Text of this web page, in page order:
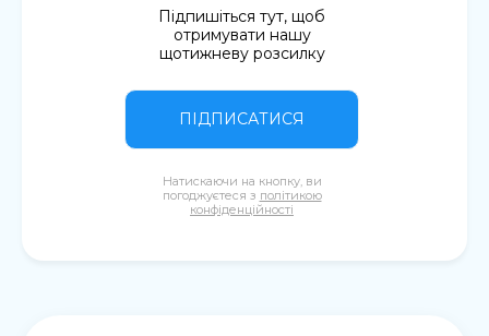
Підпишіться тут, щоб
отримувати нашу
щотижневу розсилку
ПІДПИСАТИСЯ
Натискаючи на кнопку, ви
погоджуєтеся з політикою
конфіденційності